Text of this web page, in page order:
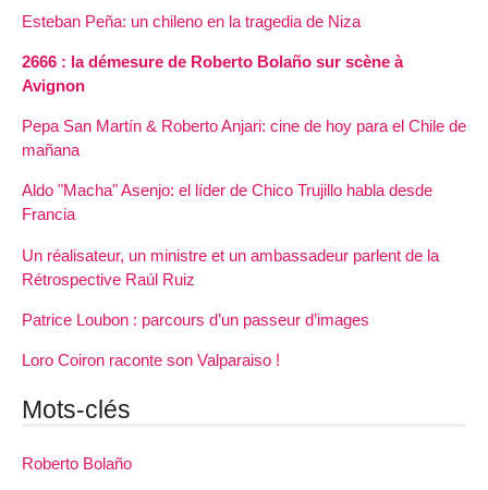
Esteban Peña: un chileno en la tragedia de Niza
2666 : la démesure de Roberto Bolaño sur scène à
Avignon
Pepa San Martín & Roberto Anjari: cine de hoy para el Chile de
mañana
Aldo "Macha" Asenjo: el líder de Chico Trujillo habla desde
Francia
Un réalisateur, un ministre et un ambassadeur parlent de la
Rétrospective Raúl Ruiz
Patrice Loubon : parcours d’un passeur d’images
Loro Coiron raconte son Valparaiso !
Mots-clés
Roberto Bolaño